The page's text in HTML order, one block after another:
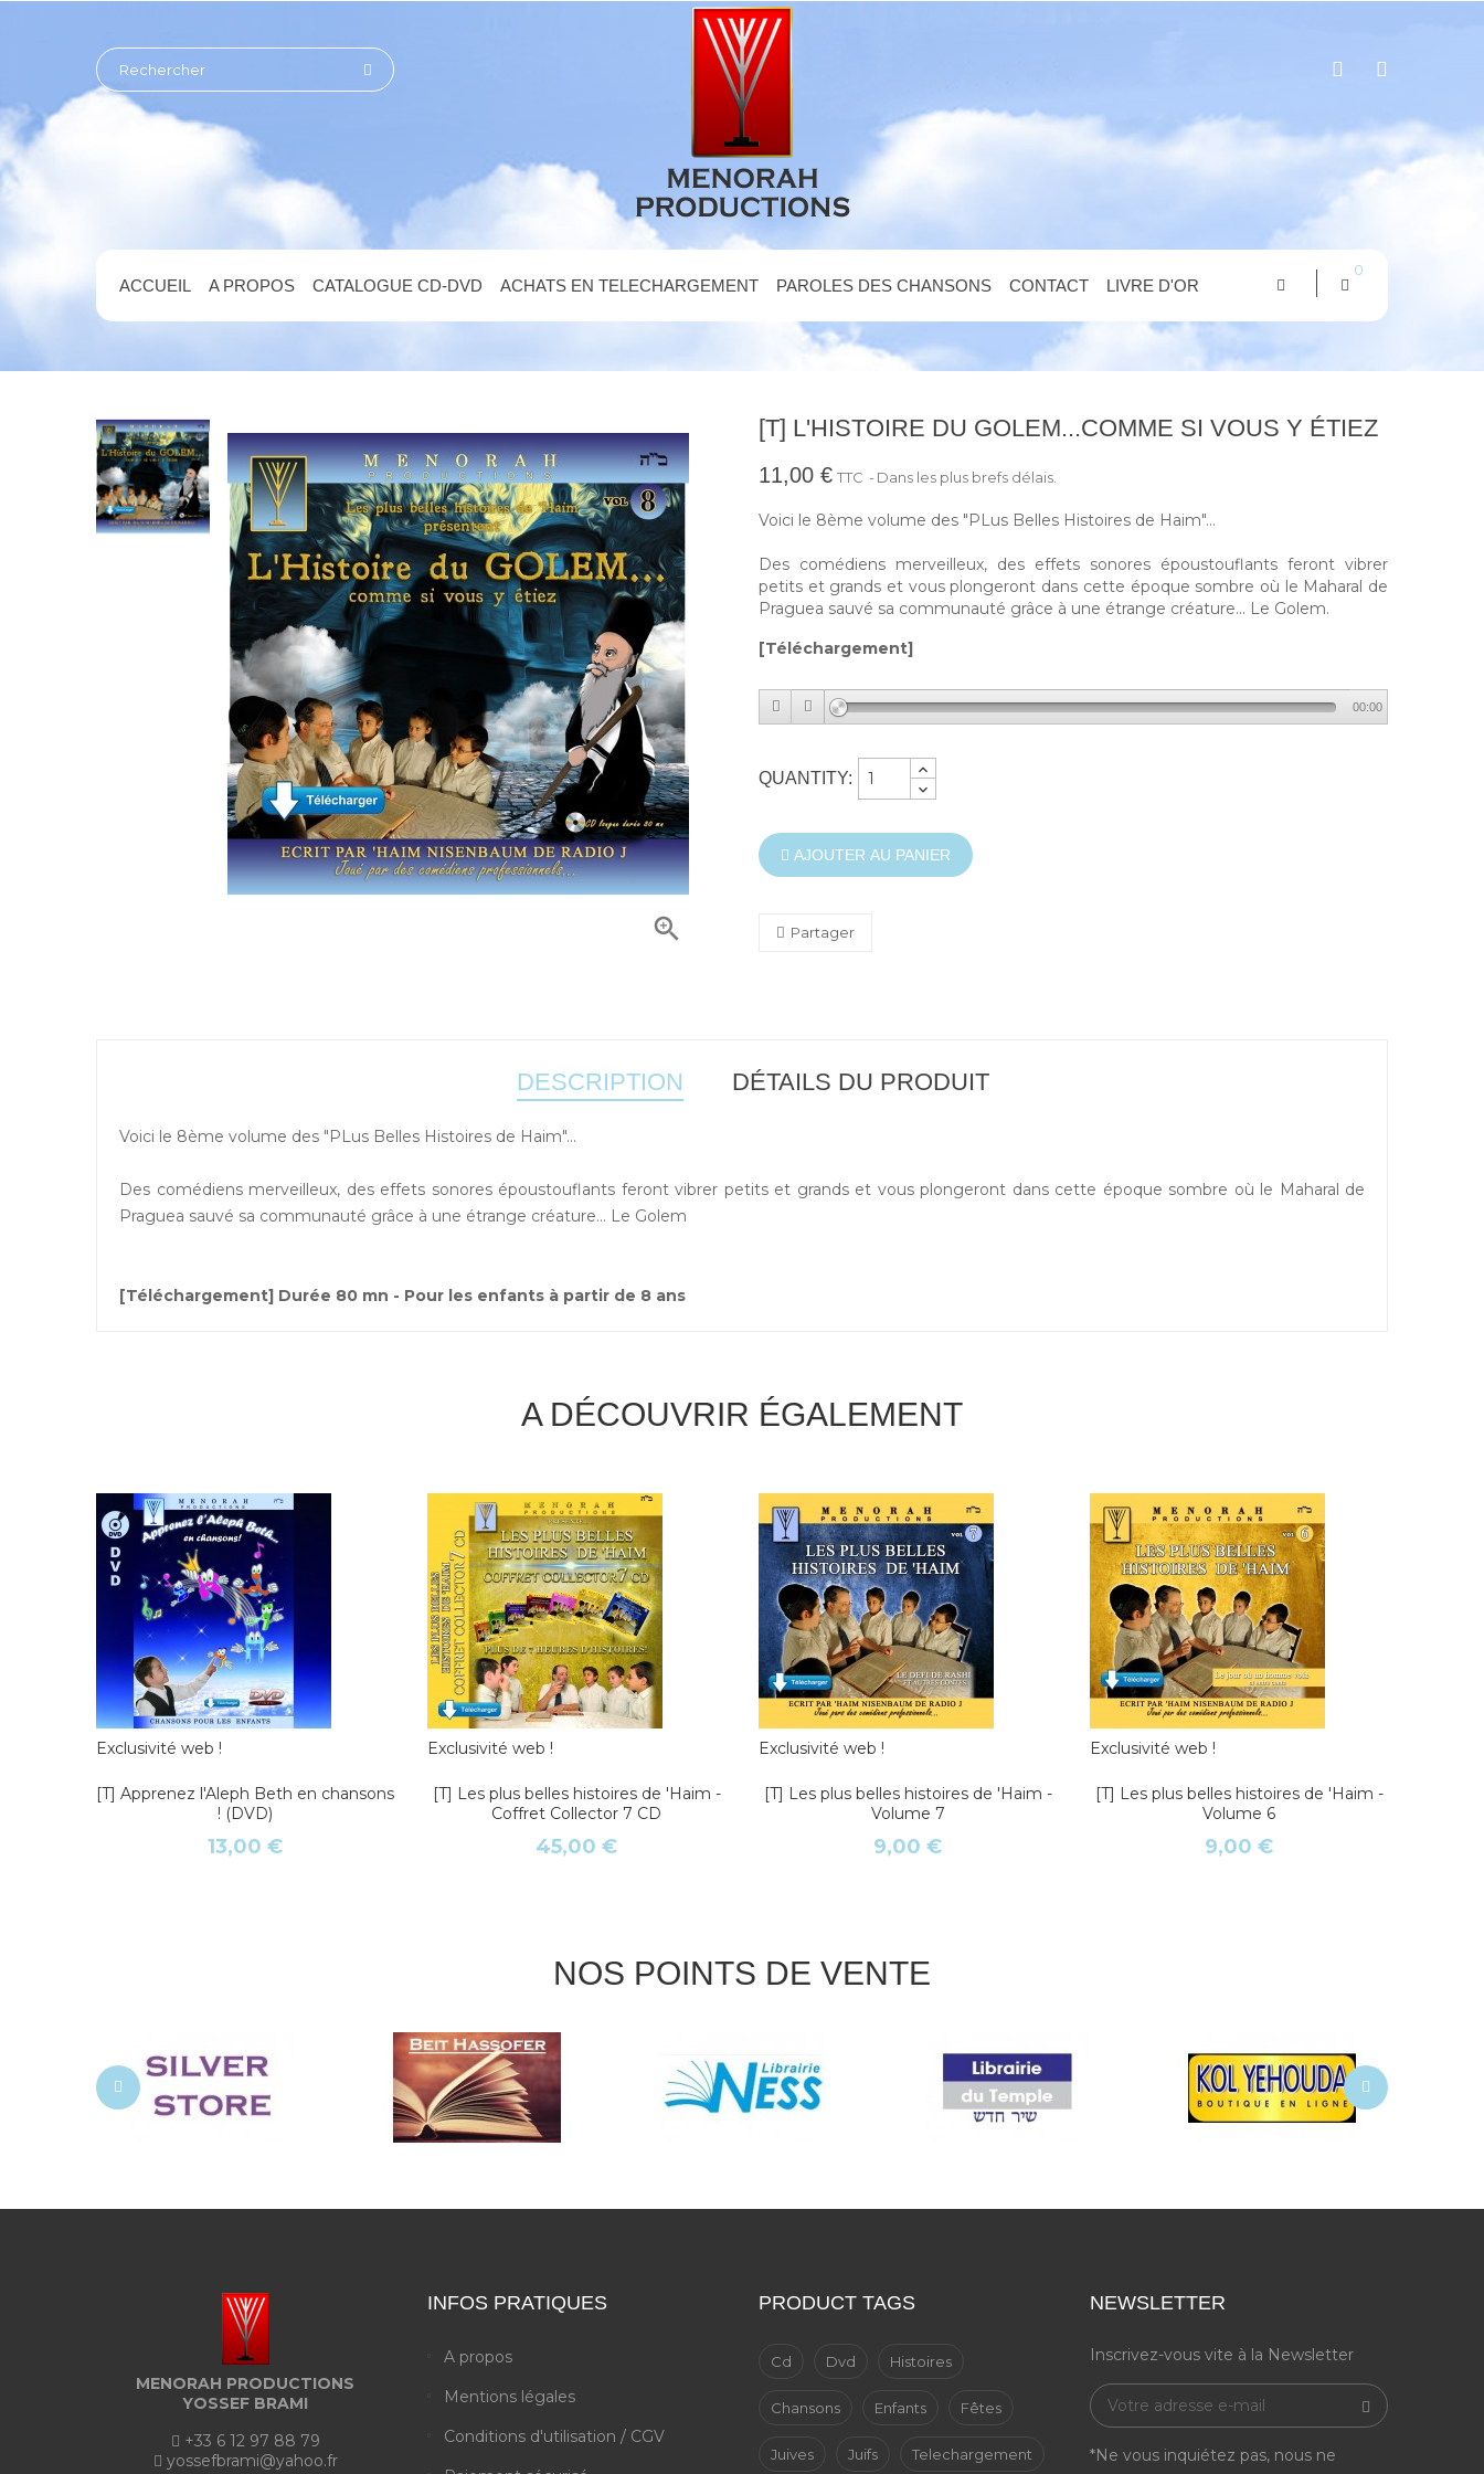
0
ACCUEIL A PROPOS CATALOGUE CD-DVD ACHATS EN TELECHARGEMENT PAROLES DES CHANSONS CONTACT LIVRE D'OR

[T] L'HISTOIRE DU GOLEM...COMME SI VOUS Y ÉTIEZ
11,00 € TTC Dans les plus brefs délais.
Voici le 8ème volume des "PLus Belles Histoires de Haim"...
Des comédiens merveilleux, des effets sonores époustouflants feront vibrer
petits et grands et vous plongeront dans cette époque sombre où le Maharal de
Praguea sauvé sa communauté grâce à une étrange créature... Le Golem.
[Téléchargement]
00:00
QUANTITY:
AJOUTER AU PANIER
Partager
DESCRIPTION DÉTAILS DU PRODUIT
Voici le 8ème volume des "PLus Belles Histoires de Haim"...
Des comédiens merveilleux, des effets sonores époustouflants feront vibrer petits et grands et vous plongeront dans cette époque sombre où le Maharal de
Praguea sauvé sa communauté grâce à une étrange créature... Le Golem
[Téléchargement] Durée 80 mn - Pour les enfants à partir de 8 ans
A DÉCOUVRIR ÉGALEMENT
Exclusivité web !
[T] Apprenez l'Aleph Beth en chansons
! (DVD)
13,00 €
Exclusivité web !
[T] Les plus belles histoires de 'Haim -
Coffret Collector 7 CD
45,00 €
Exclusivité web !
[T] Les plus belles histoires de 'Haim -
Volume 7
9,00 €
Exclusivité web !
[T] Les plus belles histoires de 'Haim -
Volume 6
9,00 €
NOS POINTS DE VENTE
MENORAH PRODUCTIONS
YOSSEF BRAMI
+33 6 12 97 88 79
yossefbrami@yahoo.fr
INFOS PRATIQUES
A propos
Mentions légales
Conditions d'utilisation / CGV
PRODUCT TAGS
Cd Dvd Histoires
Chansons Enfants Fêtes
Juives Juifs Telechargement
NEWSLETTER
Inscrivez-vous vite à la Newsletter
*Ne vous inquiétez pas, nous ne